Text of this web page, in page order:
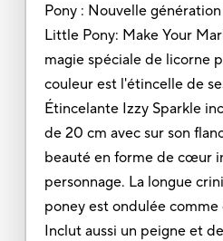
Pony : Nouvelle
Little Pony: Make Your
magie spéciale de licorne
couleur est l'étincelle de
Étincelante Izzy Sparkle
de 20 cm avec sur son
beauté en forme de cœur
personnage. La longue
poney est ondulée
Inclut aussi un peigne et